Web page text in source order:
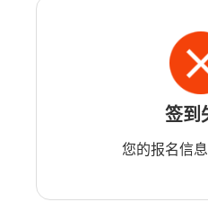
签到
您的报名信